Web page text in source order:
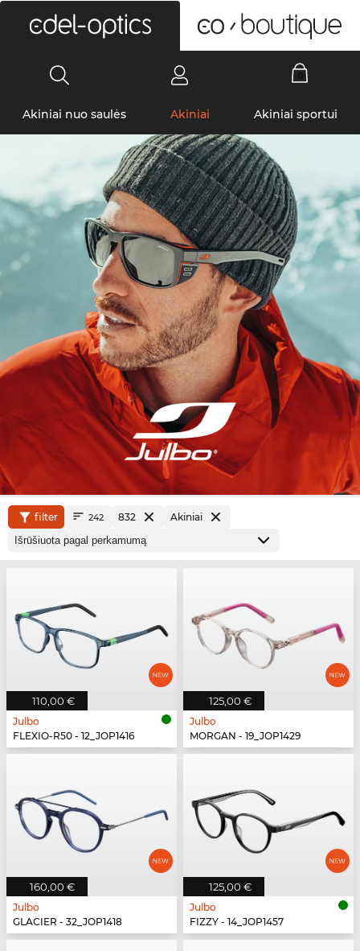
Akiniai nuo saulės Akiniai Akiniai sportui
filter 242 832 Akiniai
110,00 €
Julbo
FLEXIO-R50 - 12_JOP1416
125,00 €
Julbo
MORGAN - 19_JOP1429
160,00 €
Julbo
GLACIER - 32_JOP1418
125,00 €
Julbo
FIZZY - 14_JOP1457